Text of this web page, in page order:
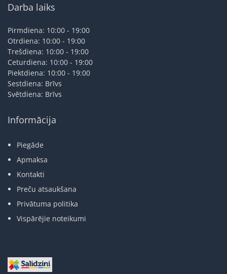
Darba laiks
Pirmdiena: 10:00 - 19:00
Otrdiena: 10:00 - 19:00
Trešdiena: 10:00 - 19:00
Ceturdiena: 10:00 - 19:00
Piektdiena: 10:00 - 19:00
Sestdiena: Brīvs
Svētdiena: Brīvs
Informācija
Piegāde
Apmaksa
Kontakti
Preču atsaukšana
Privātuma politika
Vispārējie noteikumi